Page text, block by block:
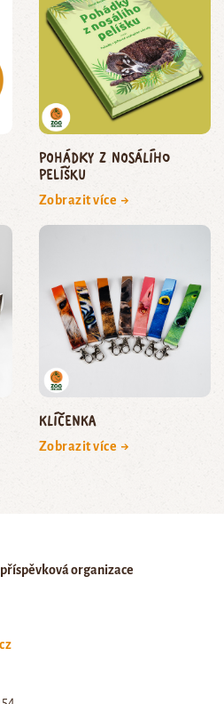
Pohádky z nosálího
pelíšku
Zobrazit více →
Klíčenka
Zobrazit více →
organizace